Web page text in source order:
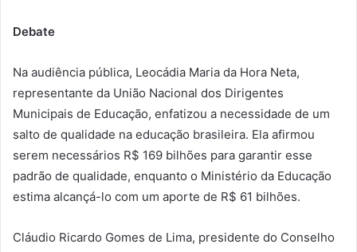
Debate
Na audiência pública, Leocádia Maria da Hora Neta,
representante da União Nacional dos Dirigentes
Municipais de Educação, enfatizou a necessidade de um
salto de qualidade na educação brasileira. Ela afirmou
serem necessários R$ 169 bilhões para garantir esse
padrão de qualidade, enquanto o Ministério da Educação
estima alcançá-lo com um aporte de R$ 61 bilhões.
Cláudio Ricardo Gomes de Lima, presidente do Conselho